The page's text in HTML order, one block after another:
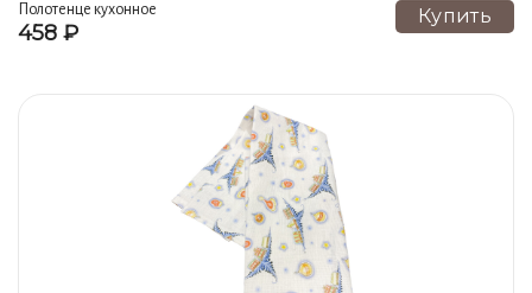
Полотенце кухонное
"папоротник" гжель ручная
458 ₽
Купить